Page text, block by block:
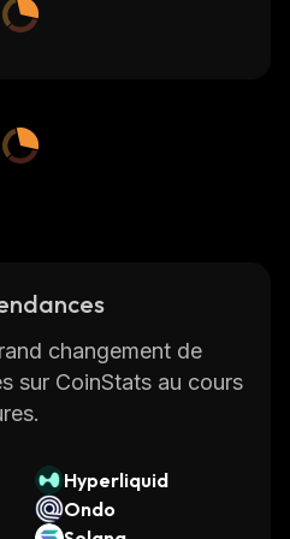
changement de
sur CoinStats au cours
Hyperliquid
Ondo